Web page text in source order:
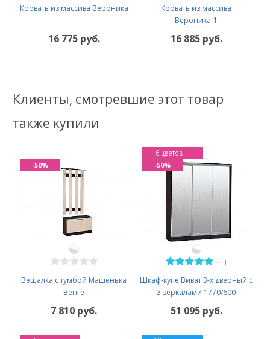
Кровать из массива Вероника
16 775 руб.
Кровать из массива
Вероника-1
16 885 руб.
Клиенты, смотревшие этот товар
также купили
Вешалка с тумбой Машенька
Венге
7 810 руб.
-50%
1
Шкаф-купе Виват 3-х дверный с
3 зеркалами 1770/600
6 цветов
51 095 руб.
-50%